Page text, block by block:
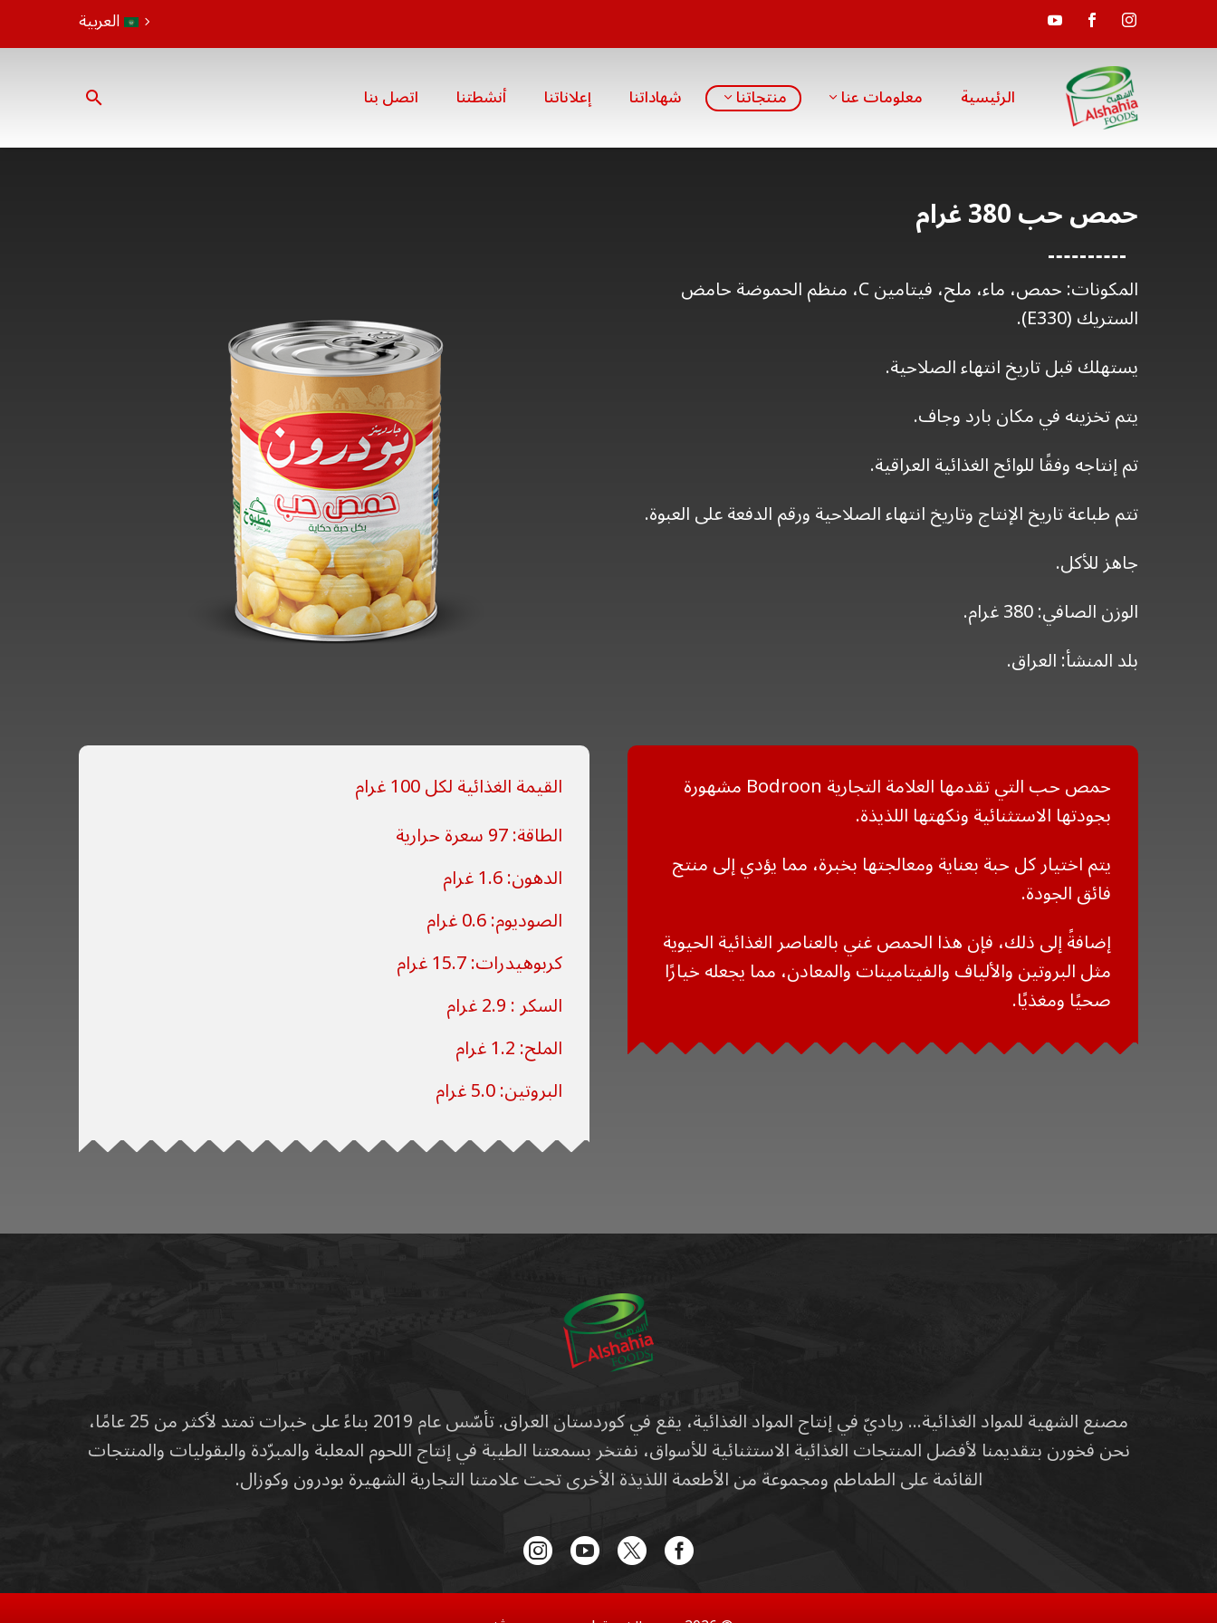
العربية
الرئيسية معلومات عنا منتجاتنا شهاداتنا إعلاناتنا أنشطتنا اتصل بنا
حمص حب 380 غرام
المكونات: حمص، ماء، ملح، فيتامين C، منظم الحموضة حامض
الستريك (E330).
يستهلك قبل تاريخ انتهاء الصلاحية.
يتم تخزينه في مكان بارد وجاف.
تم إنتاجه وفقًا للوائح الغذائية العراقية.
تتم طباعة تاريخ الإنتاج وتاريخ انتهاء الصلاحية ورقم الدفعة على العبوة.
جاهز للأكل.
الوزن الصافي: 380 غرام.
بلد المنشأ: العراق.
القيمة الغذائية لكل 100 غرام
الطاقة: 97 سعرة حرارية
الدهون: 1.6 غرام
الصوديوم: 0.6 غرام
كربوهيدرات: 15.7 غرام
السكر : 2.9 غرام
الملح: 1.2 غرام
البروتين: 5.0 غرام
حمص حب التي تقدمها العلامة التجارية Bodroon مشهورة
بجودتها الاستثنائية ونكهتها اللذيذة.
يتم اختيار كل حبة بعناية ومعالجتها بخبرة، مما يؤدي إلى منتج
فائق الجودة.
إضافةً إلى ذلك، فإن هذا الحمص غني بالعناصر الغذائية الحيوية
مثل البروتين والألياف والفيتامينات والمعادن، مما يجعله خيارًا
صحيًا ومغذيًا.
مصنع الشهية للمواد الغذائية… رياديّ في إنتاج المواد الغذائية، يقع في كوردستان العراق. تأسّس عام 2019 بناءً على خبرات تمتد لأكثر من 25 عامًا،
نحن فخورن بتقديمنا لأفضل المنتجات الغذائية الاستثنائية للأسواق، نفتخر بسمعتنا الطيبة في إنتاج اللحوم المعلبة والمبرّدة والبقوليات والمنتجات
القائمة على الطماطم ومجموعة من الأطعمة اللذيذة الأخرى تحت علامتنا التجارية الشهيرة بودرون وکوزال.